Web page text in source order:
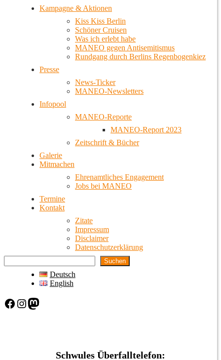
Kampagne & Aktionen
Kiss Kiss Berlin
Schöner Cruisen
Was ich erlebt habe
MANEO gegen Antisemitismus
Rundgang durch Berlins Regenbogenkiez
Presse
News-Ticker
MANEO-Newsletters
Infopool
MANEO-Reporte
MANEO-Report 2023
Zeitschrift & Bücher
Galerie
Mitmachen
Ehrenamtliches Engagement
Jobs bei MANEO
Termine
Kontakt
Zitate
Impressum
Disclaimer
Datenschutzerklärung
Suchen
Deutsch
English
Facebook Instagram Mastodon
Schwules Überfalltelefon: